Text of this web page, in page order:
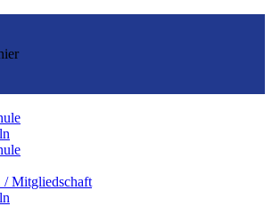
Mitgliedschaft